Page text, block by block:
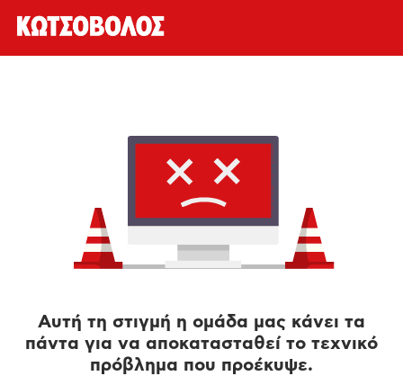
Αυτή τη στιγμή η ομάδα μας κάνει τα
πάντα για να αποκατασταθεί το τεχνικό
πρόβλημα που προέκυψε.